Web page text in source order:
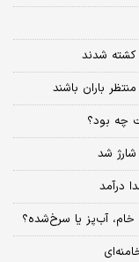
چه بود؟
شارژ شد
درآمد
آب‌پز یا سرخ‌شده؟